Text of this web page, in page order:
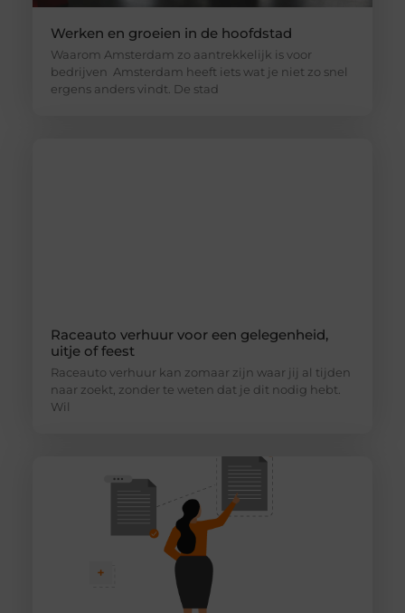
Werken en groeien in de hoofdstad
Waarom Amsterdam zo aantrekkelijk is voor
bedrijven Amsterdam heeft iets wat je niet zo snel
ergens anders vindt. De stad
Raceauto verhuur voor een gelegenheid,
uitje of feest
Raceauto verhuur kan zomaar zijn waar jij al tijden
naar zoekt, zonder te weten dat je dit nodig hebt.
Wil